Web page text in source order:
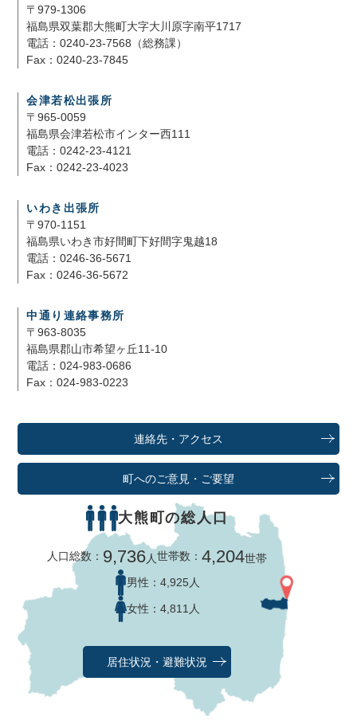
〒979-1306
福島県双葉郡大熊町大字大川原字南平1717
電話：0240-23-7568（総務課）
Fax：0240-23-7845
会津若松出張所
〒965-0059
福島県会津若松市インター西111
電話：0242-23-4121
Fax：0242-23-4023
いわき出張所
〒970-1151
福島県いわき市好間町下好間字鬼越18
電話：0246-36-5671
Fax：0246-36-5672
中通り連絡事務所
〒963-8035
福島県郡山市希望ヶ丘11-10
電話：024-983-0686
Fax：024-983-0223
連絡先・アクセス
町へのご意見・ご要望
大熊町の総人口
人口総数： 9,736人世帯数：4,204世帯
男性： 4,925人
女性： 4,811人
居住状況・避難状況